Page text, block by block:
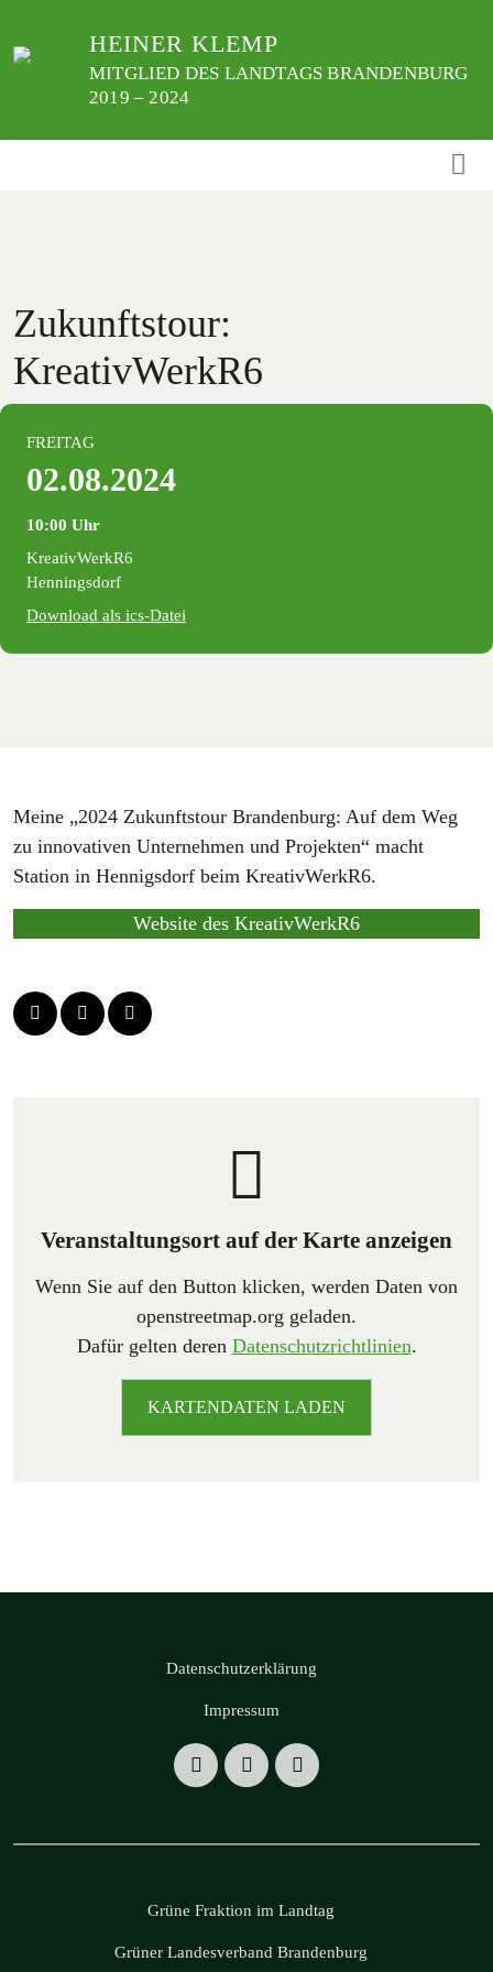
zum
HEINER KLEMP
MITGLIED DES LANDTAGS BRANDENBURG
2019 – 2024
Zukunftstour:
KreativWerkR6
FREITAG
02.08.2024
10:00 Uhr
KreativWerkR6
Henningsdorf
Download als ics-Datei
Meine „2024 Zukunftstour Brandenburg: Auf dem Weg
zu innovativen Unternehmen und Projekten“ macht
Station in Hennigsdorf beim KreativWerkR6.
Website des KreativWerkR6
Veranstaltungsort auf der Karte anzeigen
Wenn Sie auf den Button klicken, werden Daten von
openstreetmap.org geladen.
Dafür gelten deren Datenschutzrichtlinien.
KARTENDATEN LADEN
Datenschutzerklärung
Impressum
Grüne Fraktion im Landtag
Grüner Landesverband Brandenburg